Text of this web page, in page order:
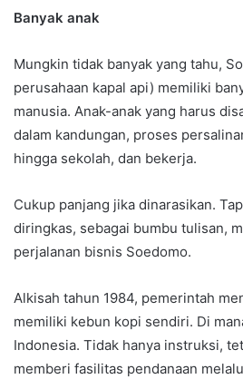
Banyak anak
Mungkin tidak banyak yang tahu,
perusahaan kapal api) memiliki
manusia. Anak-anak yang harus
dalam kandungan, proses
hingga sekolah, dan bekerja.
Cukup panjang jika dinarasikan.
diringkas, sebagai bumbu tulisan,
perjalanan bisnis Soedomo.
Alkisah tahun 1984, pemerintah
memiliki kebun kopi sendiri. Di
Indonesia. Tidak hanya instruksi,
memberi fasilitas pendanaan